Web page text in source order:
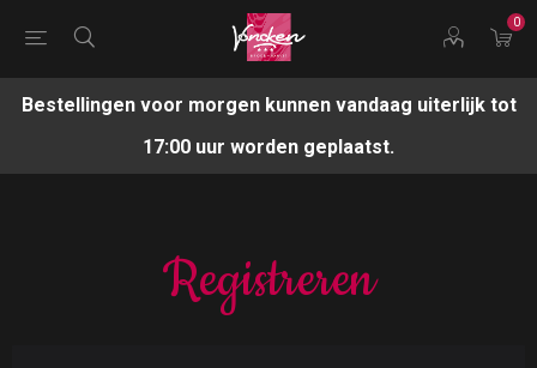
0
Bestellingen voor morgen kunnen vandaag uiterlijk tot
17:00 uur worden geplaatst.
Registreren